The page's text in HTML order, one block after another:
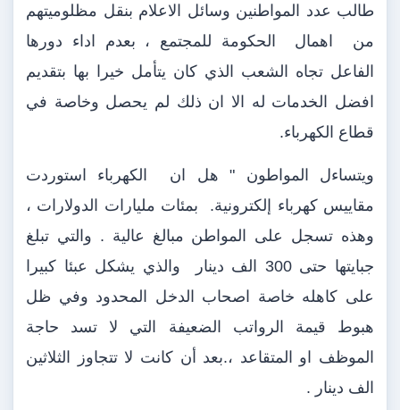
طالب عدد المواطنين وسائل الاعلام بنقل مظلوميتهم
من
اهمال
الحكومة للمجتمع ، بعدم اداء دورها
الفاعل تجاه الشعب الذي كان يتأمل خيرا بها بتقديم
افضل الخدمات له الا ان ذلك لم يحصل وخاصة في
قطاع الكهرباء.
ويتساءل المواطون " هل ان
الكهرباء استوردت
مقاييس كهرباء إلكترونية.
بمئات مليارات الدولارات ،
وهذه تسجل على المواطن مبالغ عالية . والتي تبلغ
جبايتها حتى 300 الف دينار
والذي يشكل عبئا كبيرا
على كاهله خاصة اصحاب الدخل المحدود وفي ظل
هبوط قيمة الرواتب الضعيفة التي لا تسد حاجة
الموظف او المتقاعد ،.بعد أن كانت لا تتجاوز الثلاثين
الف دينار .